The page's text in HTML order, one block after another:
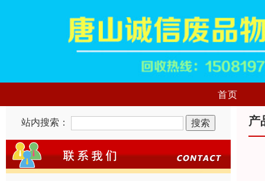
首页
站内搜索： 产